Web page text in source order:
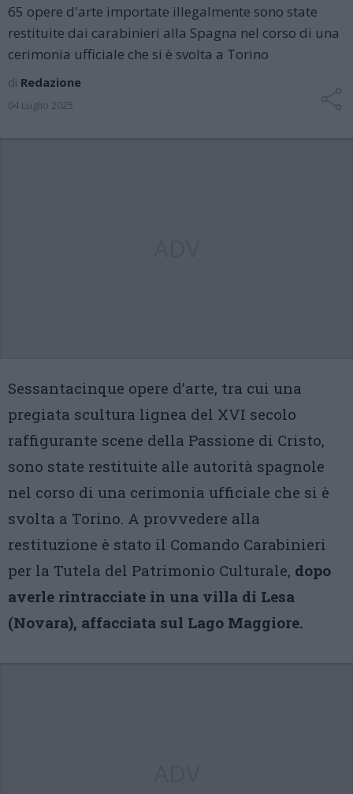
65 opere d'arte importate illegalmente sono state
restituite dai carabinieri alla Spagna nel corso di una
cerimonia ufficiale che si è svolta a Torino
di Redazione
04 Luglio 2025
Sessantacinque opere d’arte, tra cui una
pregiata scultura lignea del XVI secolo
raffigurante scene della Passione di Cristo,
sono state restituite alle autorità spagnole
nel corso di una cerimonia ufficiale che si è
svolta a Torino. A provvedere alla
restituzione è stato il Comando Carabinieri
per la Tutela del Patrimonio Culturale, dopo
averle rintracciate in una villa di Lesa
(Novara), affacciata sul Lago Maggiore.